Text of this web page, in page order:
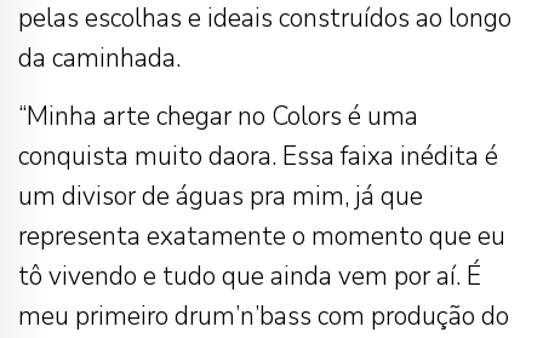
pelas escolhas e ideais construídos ao longo
da caminhada.
“Minha arte chegar no Colors é uma
conquista muito daora. Essa faixa inédita é
um divisor de águas pra mim, já que
representa exatamente o momento que eu
tô vivendo e tudo que ainda vem por aí. É
meu primeiro drum’n’bass com produção do